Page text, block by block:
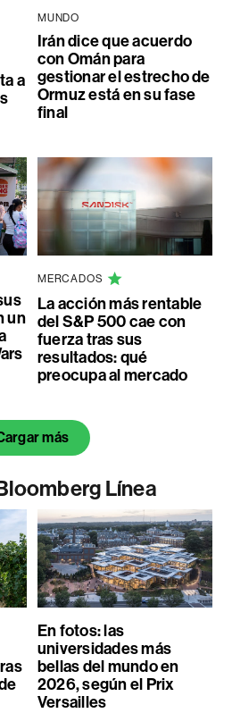
a
MUNDO
Irán dice que acuerdo
con Omán para
gestionar el estrecho de
Ormuz está en su fase
final
un
MERCADOS
La acción más rentable
del S&P 500 cae con
fuerza tras sus
resultados: qué
preocupa al mercado
más
Línea
En fotos: las
universidades más
bellas del mundo en
2026, según el Prix
Versailles